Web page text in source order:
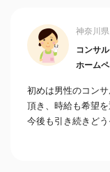
神奈川
コンサ
ホーム
初めは男性のコン
頂き、時給も希望
今後も引き続きどう